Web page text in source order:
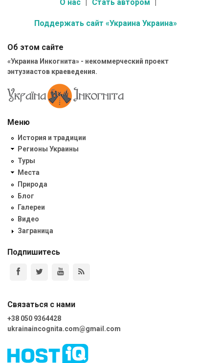
О нас Стать автором
Поддержать сайт «Украина Украина»
Об этом сайте
«Украина Инкогнита» - некоммерческий проект
энтузиастов краеведения.
Меню
История и традиции
Регионы Украины
Туры
Места
Природа
Блог
Галереи
Видео
Заграница
Подпишитесь
Связаться с нами
+38 050 9364428
ukrainaincognita.com@gmail.com